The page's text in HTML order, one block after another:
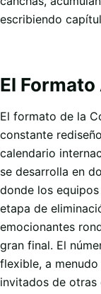
escribiendo
El
El formato de la
constante
calendario
se desarrolla en
donde los
etapa de
emocionantes
gran final. El
flexible, a
invitados de otras